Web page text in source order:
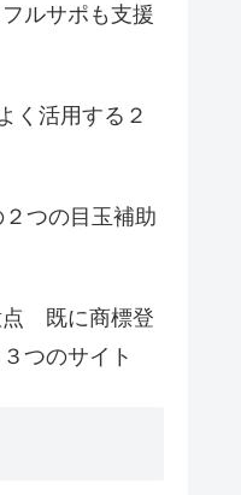
ルサポも支援
く活用する２
つの目玉補助
点 既に商標登
つのサイト